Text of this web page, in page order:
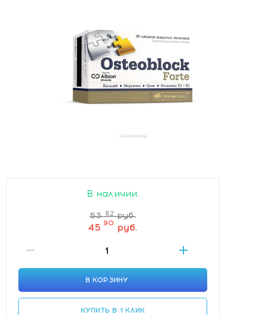
В наличии.
53 82 руб.
45 90 руб.
В КОРЗИНУ
КУПИТЬ В 1 КЛИК